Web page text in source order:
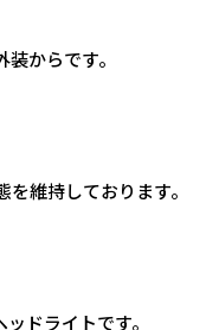
からです。
維持しております。
ドライトです。